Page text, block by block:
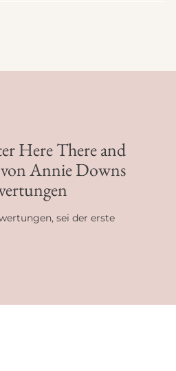
Here There and
Annie Downs
sei der erste